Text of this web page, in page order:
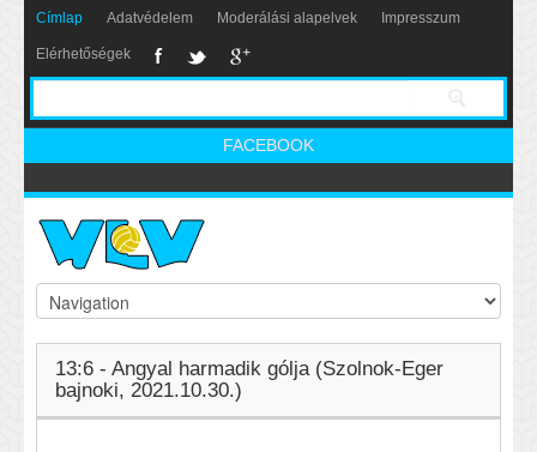
Címlap Adatvédelem Moderálási alapelvek Impresszum
Elérhetőségek
FACEBOOK
13:6 - Angyal harmadik gólja (Szolnok-Eger
bajnoki, 2021.10.30.)